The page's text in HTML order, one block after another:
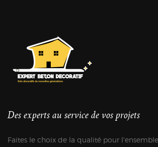
Des experts au service de vos projets
Faites le choix de la qualité pour